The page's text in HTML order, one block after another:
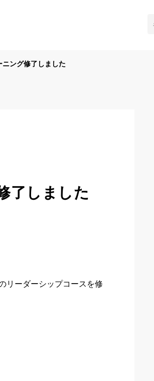
ング修了しました
了しました
リーダーシップコースを修